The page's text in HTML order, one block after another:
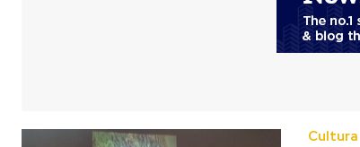
Cultura